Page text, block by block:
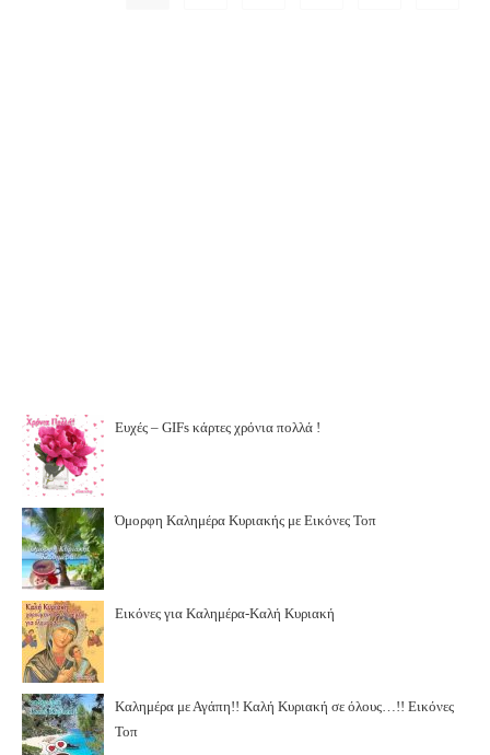
Ευχές – GIFs κάρτες χρόνια πολλά !
Όμορφη Καλημέρα Κυριακής με Εικόνες Τοπ
Εικόνες για Καλημέρα-Καλή Κυριακή
Καλημέρα με Αγάπη!! Καλή Κυριακή σε όλους…!! Εικόνες
Τοπ